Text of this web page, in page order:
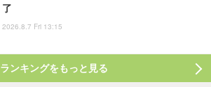
了
2026.8.7 Fri 13:15
ランキングをもっと見る